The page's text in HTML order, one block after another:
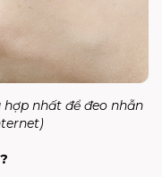
nhất để đeo nhẫn